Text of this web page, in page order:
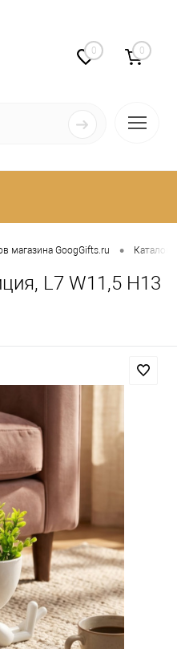
0 0
магазина GoogGifts.ru • Каталог
L7 W11,5 H13